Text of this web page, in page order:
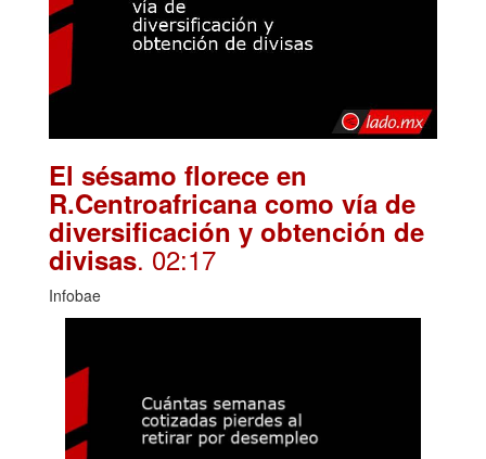
El sésamo florece en
R.Centroafricana como vía de
diversificación y obtención de
divisas. 02:17
Infobae